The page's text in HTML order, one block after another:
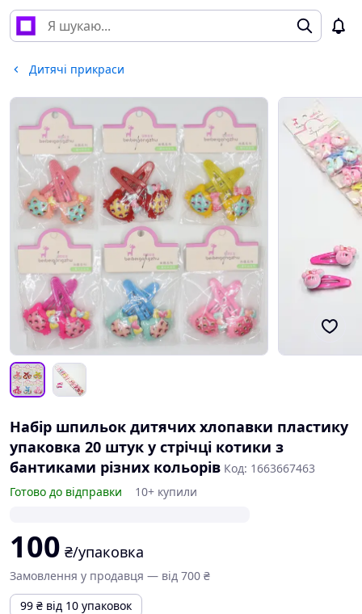
Дитячі прикраси
Набір шпильок дитячих хлопавки пластику
упаковка 20 штук у стрічці котики з
бантиками різних кольорів Код: 1663667463
Готово до відправки
10+ купили
100 ₴/упаковка
Замовлення у продавця — від 700 ₴
99 ₴ від 10 упаковок